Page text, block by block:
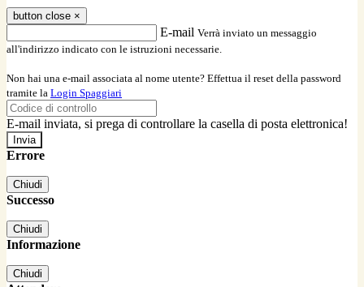
button close ×
E-mail Verrà inviato un messaggio
all'indirizzo indicato con le istruzioni necessarie.
Non hai una e-mail associata al nome utente? Effettua il reset della password
tramite la Login Spaggiari
E-mail inviata, si prega di controllare la casella di posta elettronica!
Errore
Chiudi
Successo
Chiudi
Informazione
Chiudi